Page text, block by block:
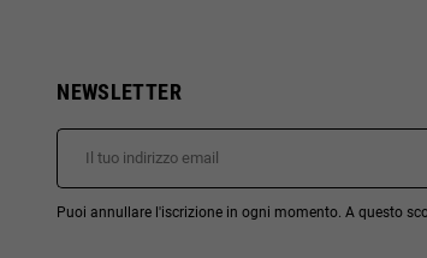
NEWSLETTER
Puoi annullare l'iscrizione in ogni momento. A questo